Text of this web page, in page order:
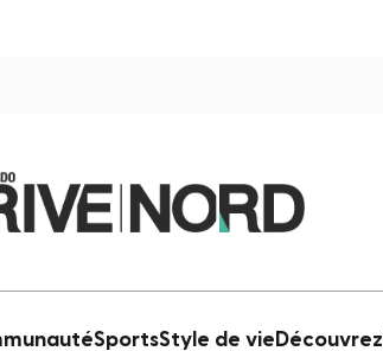
SportsStyle de vie Découvrez